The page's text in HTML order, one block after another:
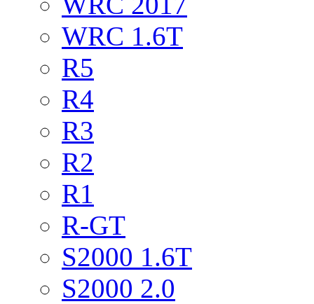
WRC 1.6T
R5
R4
R3
R2
R1
R-GT
S2000 1.6T
S2000 2.0